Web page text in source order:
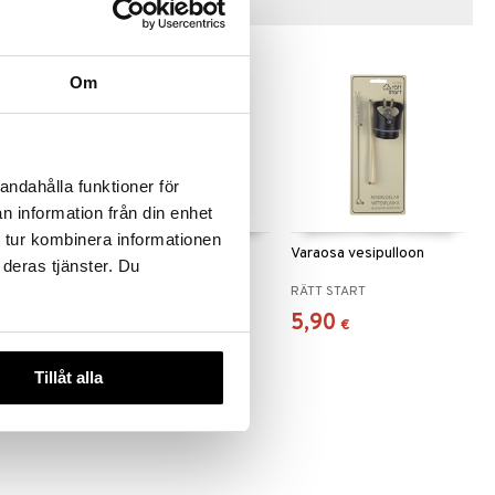
Om
funktioner för
information från din enhet
kombinera informationen
tjänster. Du
Tillåt alla
Vinkkejä sinulle
Mustikkametsässä
Varaosa vesipulloon
RÄTT START
5,90 €